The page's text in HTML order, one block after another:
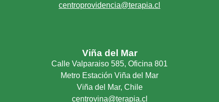
centroprovidencia@terapia.cl
Viña del Mar
Calle Valparaiso 585, Oficina 801
Metro Estación Viña del Mar
Viña del Mar, Chile
centrovina@terapia.cl